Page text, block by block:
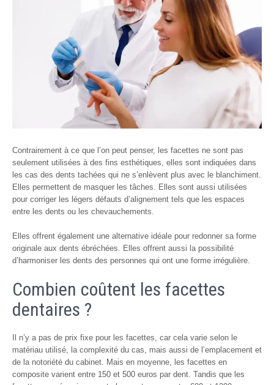
Contrairement à ce que l’on peut penser, les facettes ne sont pas
seulement utilisées à des fins esthétiques, elles sont indiquées dans
les cas des dents tachées qui ne s’enlèvent plus avec le blanchiment.
Elles permettent de masquer les tâches. Elles sont aussi utilisées
pour corriger les légers défauts d’alignement tels que les espaces
entre les dents ou les chevauchements.
Elles offrent également une alternative idéale pour redonner sa forme
originale aux dents ébréchées. Elles offrent aussi la possibilité
d’harmoniser les dents des personnes qui ont une forme irrégulière.
Combien coûtent les facettes
dentaires ?
Il n’y a pas de prix fixe pour les facettes, car cela varie selon le
matériau utilisé, la complexité du cas, mais aussi de l’emplacement et
de la notoriété du cabinet. Mais en moyenne, les facettes en
composite varient entre 150 et 500 euros par dent. Tandis que les